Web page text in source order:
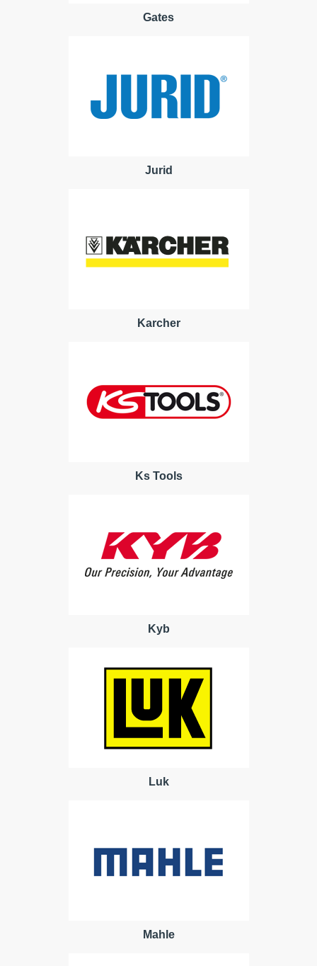
Gates
Jurid
Karcher
Ks Tools
Kyb
Luk
Mahle